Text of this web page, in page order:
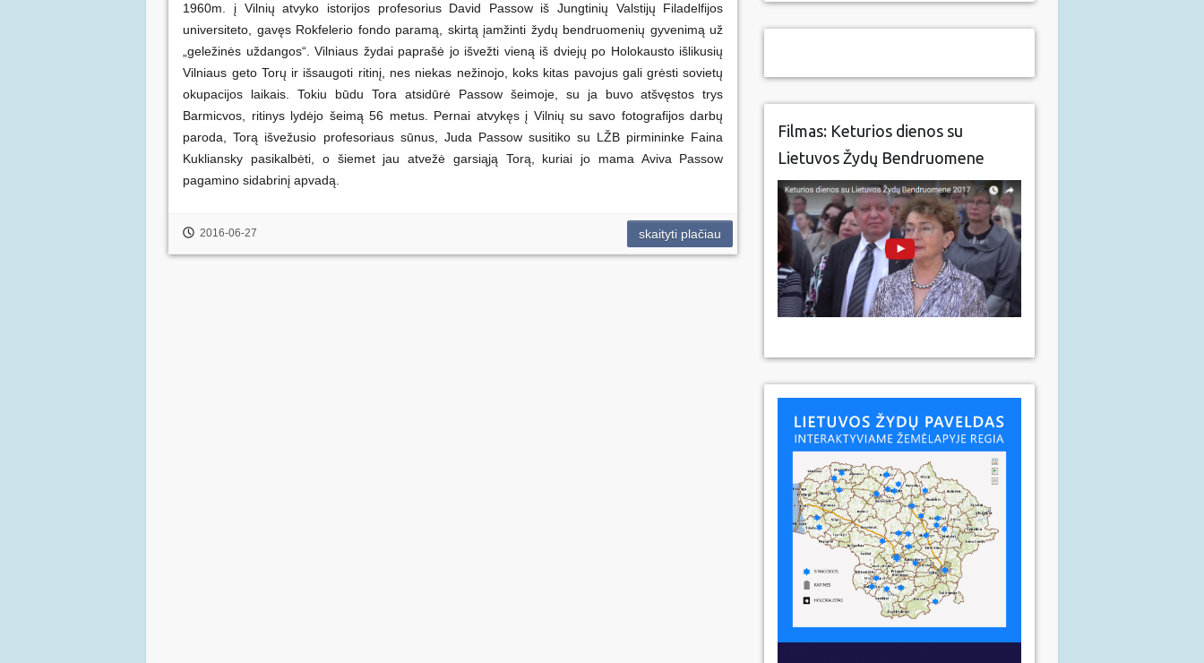
1960m. į Vilnių atvyko istorijos profesorius David Passow iš Jungtinių Valstijų Filadelfijos
universiteto, gavęs Rokfelerio fondo paramą, skirtą įamžinti žydų bendruomenių gyvenimą už
„geležinės uždangos“. Vilniaus žydai paprašė jo išvežti vieną iš dviejų po Holokausto išlikusių
Vilniaus geto Torų ir išsaugoti ritinį, nes niekas nežinojo, koks kitas pavojus gali grėsti sovietų
okupacijos laikais. Tokiu būdu Tora atsidūrė Passow šeimoje, su ja buvo atšvęstos trys
Barmicvos, ritinys lydėjo šeimą 56 metus. Pernai atvykęs į Vilnių su savo fotografijos darbų
paroda, Torą išvežusio profesoriaus sūnus, Juda Passow susitiko su LŽB pirmininke Faina
Kukliansky pasikalbėti, o šiemet jau atvežė garsiąją Torą, kuriai jo mama Aviva Passow
pagamino sidabrinį apvadą.
2016-06-27 skaityti plačiau
Filmas: Keturios dienos su
Lietuvos Žydų Bendruomene